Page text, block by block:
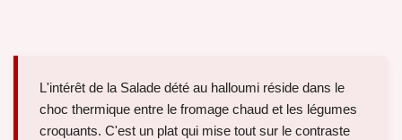
L'intérêt de la Salade dété au halloumi réside dans le
choc thermique entre le fromage chaud et les légumes
croquants. C'est un plat qui mise tout sur le contraste